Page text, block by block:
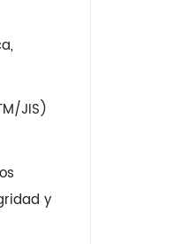
JIS)
y